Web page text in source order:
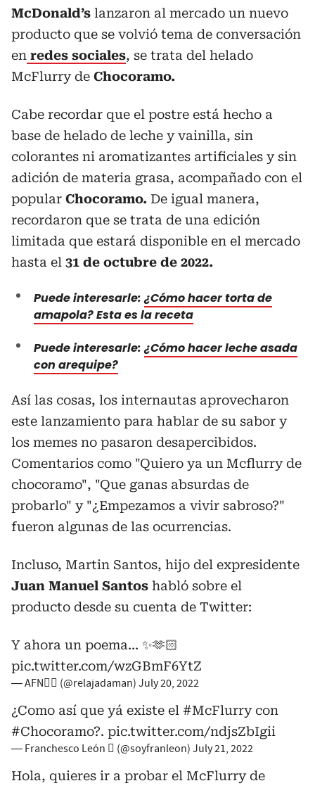
McDonald’s lanzaron al mercado un nuevo
producto que se volvió tema de conversación
en redes sociales, se trata del helado
McFlurry de Chocoramo.
Cabe recordar que el postre está hecho a
base de helado de leche y vainilla, sin
colorantes ni aromatizantes artificiales y sin
adición de materia grasa, acompañado con el
popular Chocoramo. De igual manera,
recordaron que se trata de una edición
limitada que estará disponible en el mercado
hasta el 31 de octubre de 2022.
Puede interesarle:¿Cómo hacer torta de
amapola? Esta es la receta
Puede interesarle:¿Cómo hacer leche asada
con arequipe?
Así las cosas, los internautas aprovecharon
este lanzamiento para hablar de su sabor y
los memes no pasaron desapercibidos.
Comentarios como "Quiero ya un Mcflurry de
chocoramo", "Que ganas absurdas de
probarlo" y "¿Empezamos a vivir sabroso?"
fueron algunas de las ocurrencias.
Incluso, Martin Santos, hijo del expresidente
Juan Manuel Santos habló sobre el
producto desde su cuenta de Twitter:
Y ahora un poema… ✨🫶🏻
pic.twitter.com/wzGBmF6YtZ
— AFN❤️‍🔥 (@relajadaman) July 20, 2022
¿Como así que yá existe el #McFlurrycon
#Chocoramo?. pic.twitter.com/ndjsZbIgii
— Franchesco León  (@soyfranleon) July 21, 2022
Hola, quieres ir a probar el McFlurry de